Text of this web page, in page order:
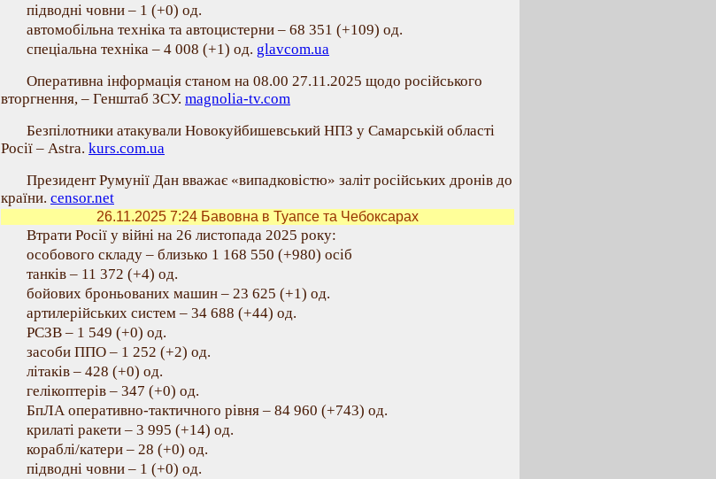
підводні човни – 1 (+0) од.
автомобільна техніка та автоцистерни – 68 351 (+109) од.
спеціальна техніка – 4 008 (+1) од. glavcom.ua
Оперативна інформація станом на 08.00 27.11.2025 щодо російського
вторгнення, – Генштаб ЗСУ. magnolia-tv.com
Безпілотники атакували Новокуйбишевський НПЗ у Самарській області
Росії – Astra. kurs.com.ua
Президент Румунії Дан вважає «випадковістю» заліт російських дронів до
країни. censor.net
26.11.2025 7:24 Бавовна в Туапсе та Чебоксарах
Втрати Росії у війні на 26 листопада 2025 року:
особового складу – близько 1 168 550 (+980) осіб
танків – 11 372 (+4) од.
бойових броньованих машин – 23 625 (+1) од.
артилерійських систем – 34 688 (+44) од.
РСЗВ – 1 549 (+0) од.
засоби ППО – 1 252 (+2) од.
літаків – 428 (+0) од.
гелікоптерів – 347 (+0) од.
БпЛА оперативно-тактичного рівня – 84 960 (+743) од.
крилаті ракети – 3 995 (+14) од.
кораблі/катери – 28 (+0) од.
підводні човни – 1 (+0) од.